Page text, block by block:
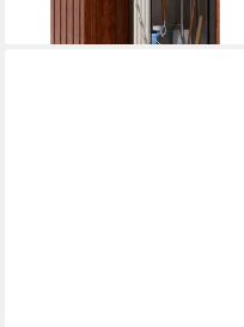
lieferbar - in 4-5 Werktagen bei dir